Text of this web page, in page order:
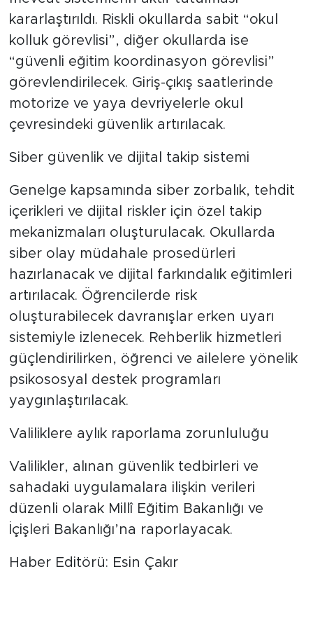
kararlaştırıldı. Riskli okullarda sabit “okul
kolluk görevlisi”, diğer okullarda ise
“güvenli eğitim koordinasyon görevlisi”
görevlendirilecek. Giriş-çıkış saatlerinde
motorize ve yaya devriyelerle okul
çevresindeki güvenlik artırılacak.
Siber güvenlik ve dijital takip sistemi
Genelge kapsamında siber zorbalık, tehdit
içerikleri ve dijital riskler için özel takip
mekanizmaları oluşturulacak. Okullarda
siber olay müdahale prosedürleri
hazırlanacak ve dijital farkındalık eğitimleri
artırılacak. Öğrencilerde risk
oluşturabilecek davranışlar erken uyarı
sistemiyle izlenecek. Rehberlik hizmetleri
güçlendirilirken, öğrenci ve ailelere yönelik
psikososyal destek programları
yaygınlaştırılacak.
Valiliklere aylık raporlama zorunluluğu
Valilikler, alınan güvenlik tedbirleri ve
sahadaki uygulamalara ilişkin verileri
düzenli olarak Millî Eğitim Bakanlığı ve
İçişleri Bakanlığı’na raporlayacak.
Haber Editörü: Esin Çakır